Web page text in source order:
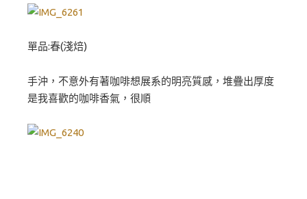
單品:春(淺焙)
手沖，不意外有著咖啡想展系的明亮質感，堆疊出厚度
是我喜歡的咖啡香氣，很順